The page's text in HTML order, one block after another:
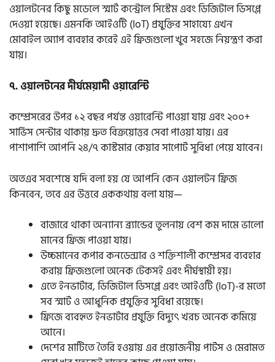
ওয়ালটনের কিছু মডেলে স্মার্ট কন্ট্রোল সিস্টেম এবং ডিজিটাল ডিসপ্লে
দেওয়া হয়েছে। এমনকি আইওটি (IoT) প্রযুক্তির সাহায্যে এখন
মোবাইল অ্যাপ ব্যবহার করেই এই ফ্রিজগুলো খুব সহজে নিয়ন্ত্রণ করা
যায়।
৭. ওয়ালটনের দীর্ঘমেয়াদী ওয়ারেন্টি
কম্প্রেসরের উপর ১২ বছর পর্যন্ত ওয়ারেন্টি পাওয়া যায় এবং ২০০+
সার্ভিস সেন্টার থাকায় দ্রুত বিক্রয়োত্তর সেবা পাওয়া যায়। এর
পাশাপাশি আপনি ২৪/৭ কাস্টমার কেয়ার সাপোর্ট সুবিধা পেয়ে যাবেন।
অতএব সবশেষে যদি বলা হয় যে আপনি কেন ওয়ালটন ফ্রিজ
কিনবেন, তবে এর উত্তরে এককথায় বলা যায়—
বাজারে থাকা অন্যান্য ব্র্যান্ডের তুলনায় বেশ কম দামে ভালো
মানের ফ্রিজ পাওয়া যায়।
উচ্চমানের কপার কনডেন্সার ও শক্তিশালী কম্প্রেসর ব্যবহার
করায় ফ্রিজগুলো অনেক টেকসই এবং দীর্ঘস্থায়ী হয়।
এতে ইনভার্টার, ডিজিটাল ডিসপ্লে এবং আইওটি (IoT)-র মতো
সব স্মার্ট ও আধুনিক প্রযুক্তির সুবিধা রয়েছে।
ফ্রিজে ব্যবহৃত ইনভার্টার প্রযুক্তি বিদ্যুৎ খরচ অনেক কমিয়ে
আনে।
দেশের মাটিতে তৈরি হওয়ায় এর প্রয়োজনীয় পার্টস ও মেরামত